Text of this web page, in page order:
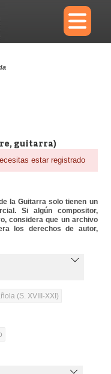
×
guitarra)
estar registrado
la Guitarra solo tienen un
Si algún compositor,
considera que un archivo
los derechos de autor,
(S. XVIII-XXI)